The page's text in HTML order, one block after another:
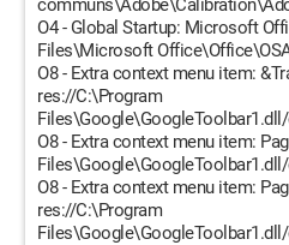
O4 - Global Startup: Microsoft
Files\Microsoft
O8 - Extra context menu item:
res://C:\Program
O8 - Extra context menu item:
O8 - Extra context menu item:
res://C:\Program